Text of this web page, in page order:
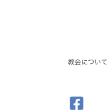
教会について